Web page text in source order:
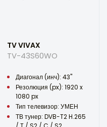
TV VIVAX
TV-43S60WO
Диагонал (инч): 43"
Резолюция (px): 1920 x
1080 px
Тип телевизор: УМЕН
ТВ тунер: DVB-T2 H.265